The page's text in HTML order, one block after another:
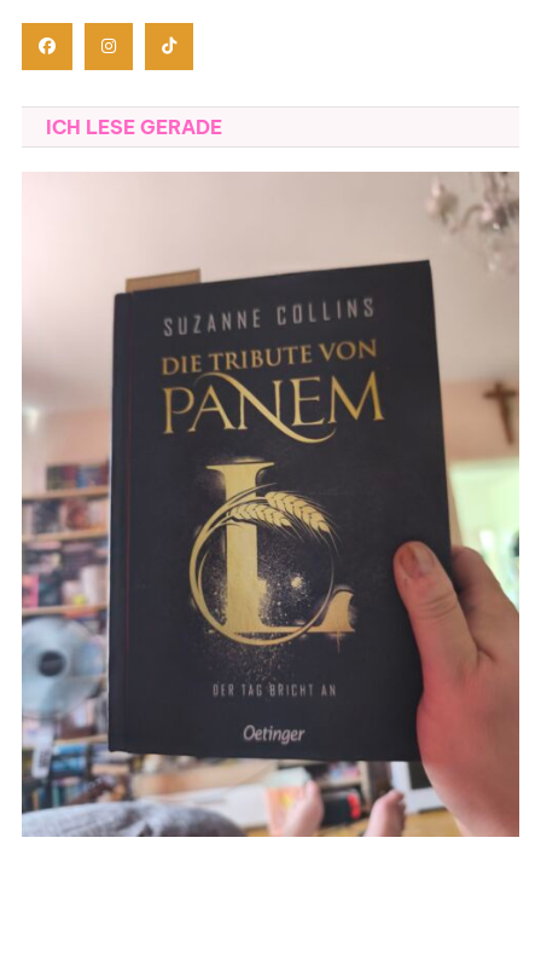
ICH LESE GERADE